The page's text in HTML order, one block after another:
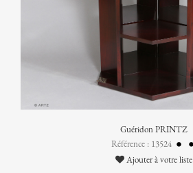
Guéridon PRINTZ
Référence : 13524
Ajouter à votre liste